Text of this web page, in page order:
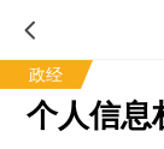
政经
个人信息